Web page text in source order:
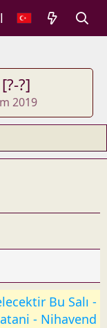
?]
2019
Bu Salı -
- Nihavend